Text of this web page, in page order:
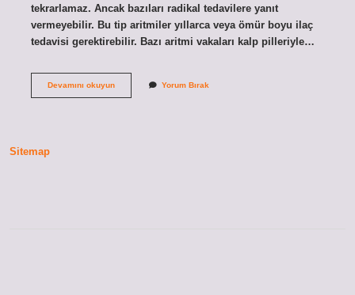
tekrarlamaz. Ancak bazıları radikal tedavilere yanıt
vermeyebilir. Bu tip aritmiler yıllarca veya ömür boyu ilaç
tedavisi gerektirebilir. Bazı aritmi vakaları kalp pilleriyle…
Devamını okuyunAritmi
Yorum Bırak
Sitemap